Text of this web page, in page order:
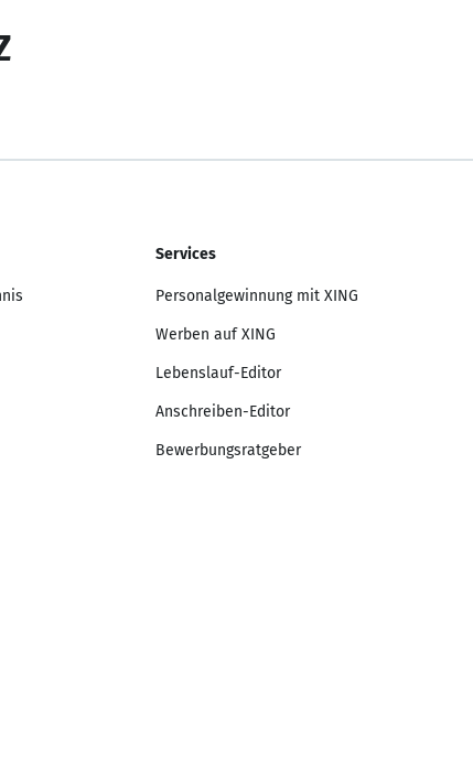
Services
Personalgewinnung mit XING
Werben auf XING
Lebenslauf-Editor
Anschreiben-Editor
Bewerbungsratgeber